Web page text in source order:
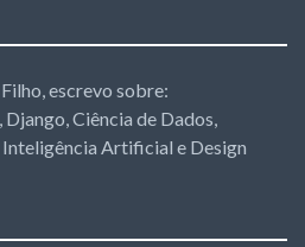
escrevo sobre:
Ciência de Dados,
Inteligência Artificial e Design